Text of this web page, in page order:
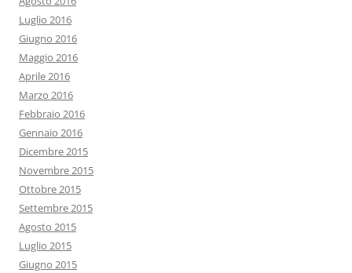
Luglio 2016
Giugno 2016
Maggio 2016
Aprile 2016
Marzo 2016
Febbraio 2016
Gennaio 2016
Dicembre 2015
Novembre 2015
Ottobre 2015
Settembre 2015
Agosto 2015
Luglio 2015
Giugno 2015